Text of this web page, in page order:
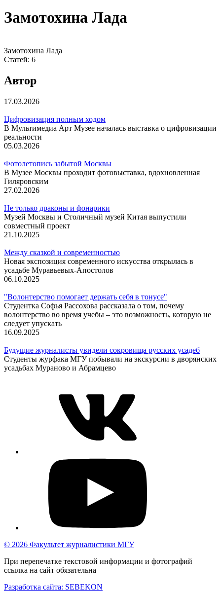
Замотохина Лада
Замотохина Лада
Статей: 6
Автор
17.03.2026
Цифровизация полным ходом
В Мультимедиа Арт Музее началась выставка о цифровизации
реальности
05.03.2026
Фотолетопись забытой Москвы
В Музее Москвы проходит фотовыставка, вдохновленная
Гиляровским
27.02.2026
Не только драконы и фонарики
Музей Москвы и Столичный музей Китая выпустили
совместный проект
21.10.2025
Между сказкой и современностью
Новая экспозиция современного искусства открылась в
усадьбе Муравьевых-Апостолов
06.10.2025
"Волонтерство помогает держать себя в тонусе"
Студентка Софья Рассохова рассказала о том, почему
волонтерство во время учебы – это возможность, которую не
следует упускать
16.09.2025
Будущие журналисты увидели сокровища русских усадеб
Студенты журфака МГУ побывали на экскурсии в дворянских
усадьбах Мураново и Абрамцево
© 2026 Факультет журналистики МГУ
При перепечатке текстовой информации и фотографий
ссылка на сайт обязательна
Разработка сайта: SEBEKON